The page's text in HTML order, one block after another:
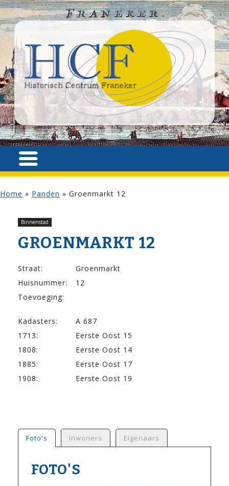
Home » Panden » Groenmarkt 12
Binnenstad
GROENMARKT 12
Straat:
Groenmarkt
Huisnummer:
12
Toevoeging:
Kadasters:
A 687
1713:
Eerste Oost 15
1808:
Eerste Oost 14
1885:
Eerste Oost 17
1908:
Eerste Oost 19
Foto's Inwoners Eigenaars
FOTO'S